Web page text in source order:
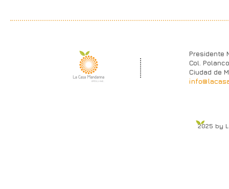
Presidente
Col. Polanco
Ciudad de
2025 by